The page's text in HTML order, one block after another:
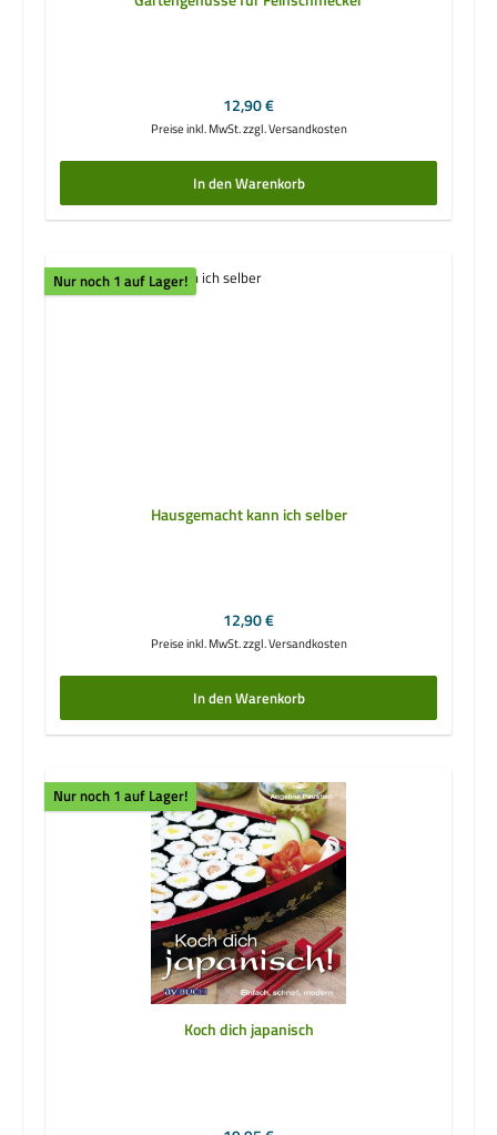
Regulärer Preis:
12,90 €
Preise inkl. MwSt. zzgl. Versandkosten
In den Warenkorb
Nur noch 1 auf Lager!
Hausgemacht kann ich selber
Regulärer Preis:
12,90 €
Preise inkl. MwSt. zzgl. Versandkosten
In den Warenkorb
Nur noch 1 auf Lager!
Koch dich japanisch